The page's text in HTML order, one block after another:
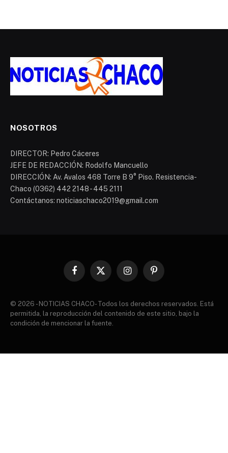
NOSOTROS
DIRECTOR: Pedro Cáceres
JEFE DE REDACCIÓN: Rodolfo Mancuello
DIRECCIÓN: Av. Avalos 468 Torre B 9° Piso. Resistencia-
Chaco (0362) 442 2148 - 445 2111
Contáctanos: noticiaschaco2019@gmail.com
Facebook
X
InstagramPinterest
© 2026 - NOTICIAS CHACO- Todos los derechos reservados. Está
permitida, la reproducción del contenido de este sitio, bajo la
condición de mencionar la fuente.